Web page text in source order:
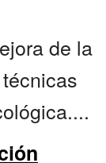
de la